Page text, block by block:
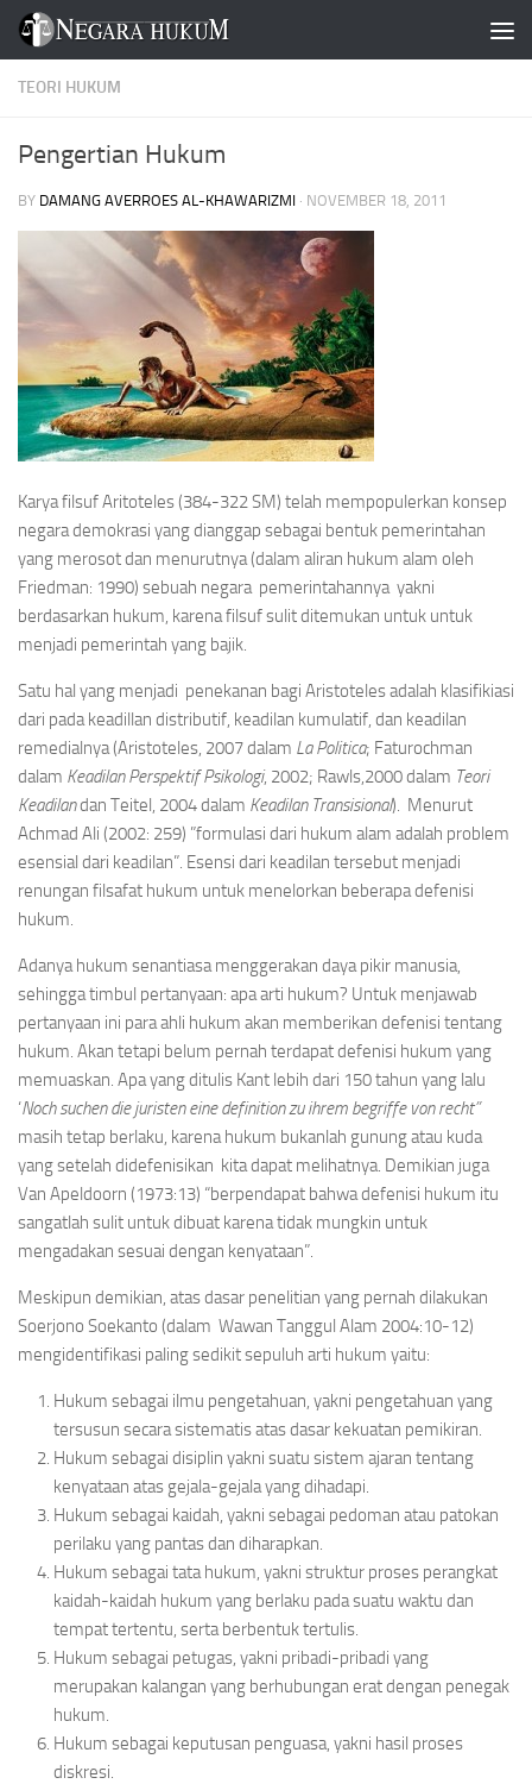
Skip to content
TEORI HUKUM
Pengertian Hukum
BY DAMANG AVERROES AL-KHAWARIZMI · NOVEMBER 18, 2011
Karya filsuf Aritoteles (384-322 SM) telah mempopulerkan konsep
negara demokrasi yang dianggap sebagai bentuk pemerintahan
yang merosot dan menurutnya (dalam aliran hukum alam oleh
Friedman: 1990) sebuah negara pemerintahannya yakni
berdasarkan hukum, karena filsuf sulit ditemukan untuk untuk
menjadi pemerintah yang bajik.
Satu hal yang menjadi penekanan bagi Aristoteles adalah klasifikiasi
dari pada keadillan distributif, keadilan kumulatif, dan keadilan
remedialnya (Aristoteles, 2007 dalam La Politica; Faturochman
dalam Keadilan Perspektif Psikologi, 2002; Rawls,2000 dalam Teori
Keadilandan Teitel, 2004 dalam Keadilan Transisional). Menurut
Achmad Ali (2002: 259) ”formulasi dari hukum alam adalah problem
esensial dari keadilan”. Esensi dari keadilan tersebut menjadi
renungan filsafat hukum untuk menelorkan beberapa defenisi
hukum.
Adanya hukum senantiasa menggerakan daya pikir manusia,
sehingga timbul pertanyaan: apa arti hukum? Untuk menjawab
pertanyaan ini para ahli hukum akan memberikan defenisi tentang
hukum. Akan tetapi belum pernah terdapat defenisi hukum yang
memuaskan. Apa yang ditulis Kant lebih dari 150 tahun yang lalu
‘Noch suchen die juristen eine definition zu ihrem begriffe von recht”
masih tetap berlaku, karena hukum bukanlah gunung atau kuda
yang setelah didefenisikan kita dapat melihatnya. Demikian juga
Van Apeldoorn (1973:13) “berpendapat bahwa defenisi hukum itu
sangatlah sulit untuk dibuat karena tidak mungkin untuk
mengadakan sesuai dengan kenyataan”.
Meskipun demikian, atas dasar penelitian yang pernah dilakukan
Soerjono Soekanto (dalam Wawan Tanggul Alam 2004:10-12)
mengidentifikasi paling sedikit sepuluh arti hukum yaitu:
Hukum sebagai ilmu pengetahuan, yakni pengetahuan yang
tersusun secara sistematis atas dasar kekuatan pemikiran.
Hukum sebagai disiplin yakni suatu sistem ajaran tentang
kenyataan atas gejala-gejala yang dihadapi.
Hukum sebagai kaidah, yakni sebagai pedoman atau patokan
perilaku yang pantas dan diharapkan.
Hukum sebagai tata hukum, yakni struktur proses perangkat
kaidah-kaidah hukum yang berlaku pada suatu waktu dan
tempat tertentu, serta berbentuk tertulis.
Hukum sebagai petugas, yakni pribadi-pribadi yang
merupakan kalangan yang berhubungan erat dengan penegak
hukum.
Hukum sebagai keputusan penguasa, yakni hasil proses
diskresi.